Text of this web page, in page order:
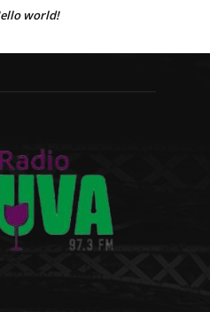
world!